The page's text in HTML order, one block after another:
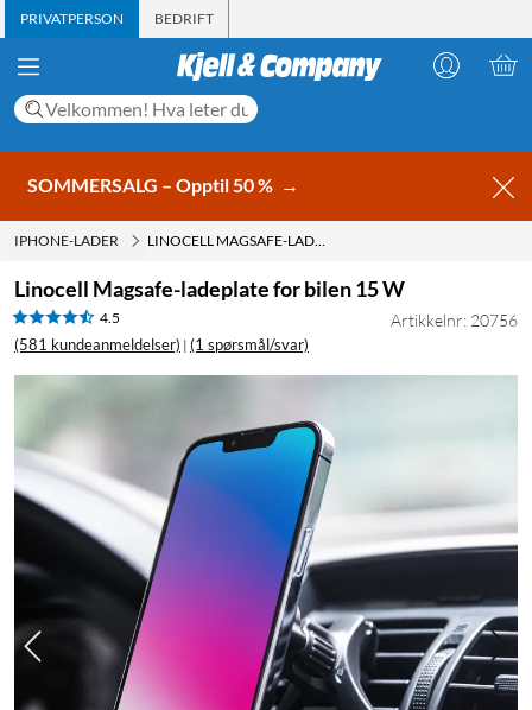
PRIVATPERSON BEDRIFT
SOMMERSALG – Opptil 50 % →
IPHONE-LADER LINOCELL MAGSAFE-LADEPLATE FOR BILEN 15 W
Linocell Magsafe-ladeplate for bilen 15 W
4.5
(581 kundeanmeldelser) | (1 spørsmål/svar)
Artikkelnr: 20756